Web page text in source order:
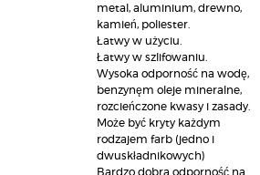
metal, aluminium, drewno,
kamień, poliester.
Łatwy w użyciu.
Łatwy w szlifowaniu.
Wysoka odporność na wodę,
benzynęm oleje mineralne,
rozcieńczone kwasy i zasady.
Może być kryty każdym
rodzajem farb (jedno i
dwuskładnikowych)
Bardzo dobra odporność na